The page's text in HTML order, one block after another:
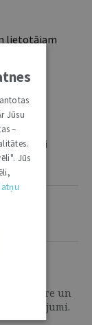
lietotājam
mapes
vēsture un
Skaidrojumi.
Jūsu
–
Jūs